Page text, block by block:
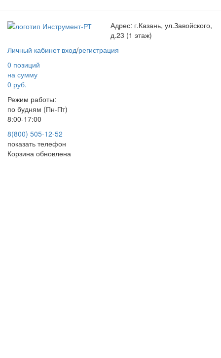
Адрес: г.Казань, ул.Завойского,
д.23 (1 этаж)
Личный кабинет вход/регистрация
0 позиций
на сумму
0 руб.
Режим работы:
по будням (Пн-Пт)
8:00-17:00
8(800) 505-12-52
показать телефон
Корзина обновлена